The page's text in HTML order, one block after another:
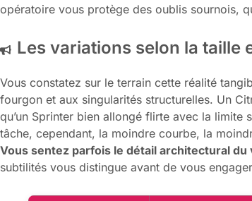
opératoire vous protège des oublis sournois,
Les variations selon la
Vous constatez sur le terrain cette réalité
fourgon et aux singularités structurelles. Un
qu’un Sprinter bien allongé flirte avec la
tâche, cependant, la moindre courbe, la
Vous sentez parfois le détail architectural
subtilités vous distingue avant de vous